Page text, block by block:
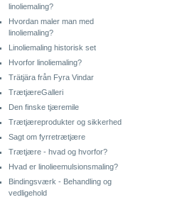
linoliemaling?
Hvordan maler man med
linoliemaling?
Linoliemaling historisk set
Hvorfor linoliemaling?
Trätjära från Fyra Vindar
TrætjæreGalleri
Den finske tjæremile
Trætjæreprodukter og sikkerhed
Sagt om fyrretrætjære
Trætjære - hvad og hvorfor?
Hvad er linolieemulsionsmaling?
Bindingsværk - Behandling og
vedligehold